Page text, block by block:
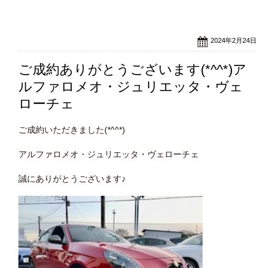
2024年2月24日
ご成約ありがとうございます(*^^*)ア
ルファロメオ・ジュリエッタ・ヴェ
ローチェ
ご成約いただきました(*^^*)
アルファロメオ・ジュリエッタ・ヴェローチェ
誠にありがとうございます♪